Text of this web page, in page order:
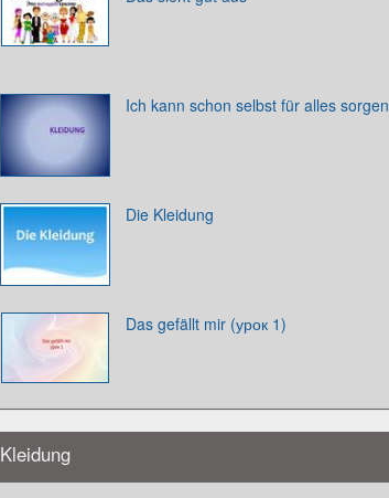
Ich kann schon selbst für alles sorgen
Die Kleidung
Das gefällt mir (урок 1)
Kleidung